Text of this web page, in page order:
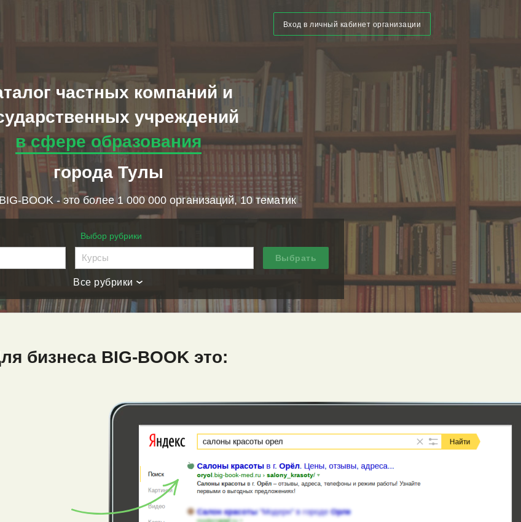
Вход в личный кабинет организации
частных компаний и
учреждений
в сфере образования
города Тулы
BOOK - это более 1 000 000 организаций, 10 тематик
Выбор рубрики
Выбрать
Все рубрики
бизнеса BIG-BOOK это: